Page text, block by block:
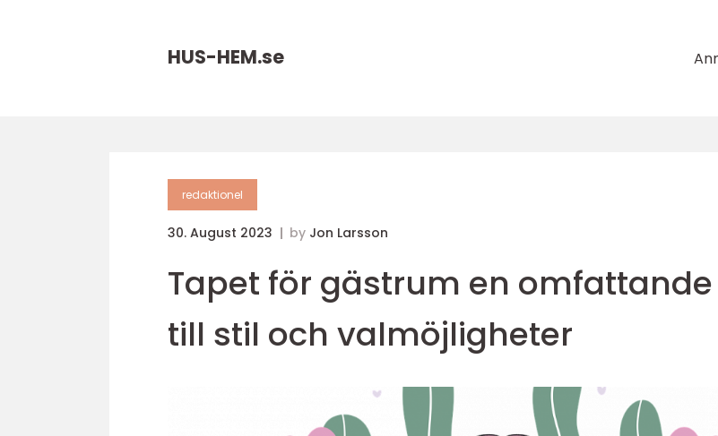
HUS-HEM.se
redaktionel
30. August 2023 by Jon Larsson
Tapet för gästrum en
till stil och valmöjligheter